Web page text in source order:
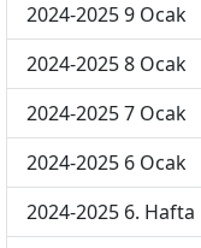
2024-2025 9 Ocak
2024-2025 8 Ocak
2024-2025 7 Ocak
2024-2025 6 Ocak
2024-2025 6. Hafta